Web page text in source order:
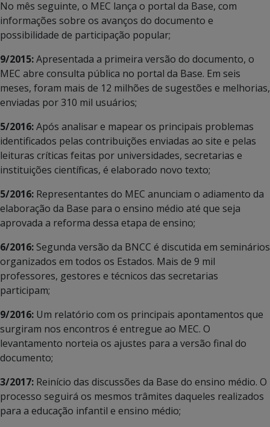
No mês seguinte, o MEC lança o portal da Base, com
informações sobre os avanços do documento e
possibilidade de participação popular;
9/2015:Apresentada a primeira versão do documento, o
MEC abre consulta pública no portal da Base. Em seis
meses, foram mais de 12 milhões de sugestões e melhorias,
enviadas por 310 mil usuários;
5/2016:Após analisar e mapear os principais problemas
identificados pelas contribuições enviadas ao site e pelas
leituras críticas feitas por universidades, secretarias e
instituições científicas, é elaborado novo texto;
5/2016: Representantes do MEC anunciam o adiamento da
elaboração da Base para o ensino médio até que seja
aprovada a reforma dessa etapa de ensino;
6/2016: Segunda versão da BNCC é discutida em seminários
organizados em todos os Estados. Mais de 9 mil
professores, gestores e técnicos das secretarias
participam;
9/2016: Um relatório com os principais apontamentos que
surgiram nos encontros é entregue ao MEC. O
levantamento norteia os ajustes para a versão final do
documento;
3/2017: Reinício das discussões da Base do ensino médio. O
processo seguirá os mesmos trâmites daqueles realizados
para a educação infantil e ensino médio;